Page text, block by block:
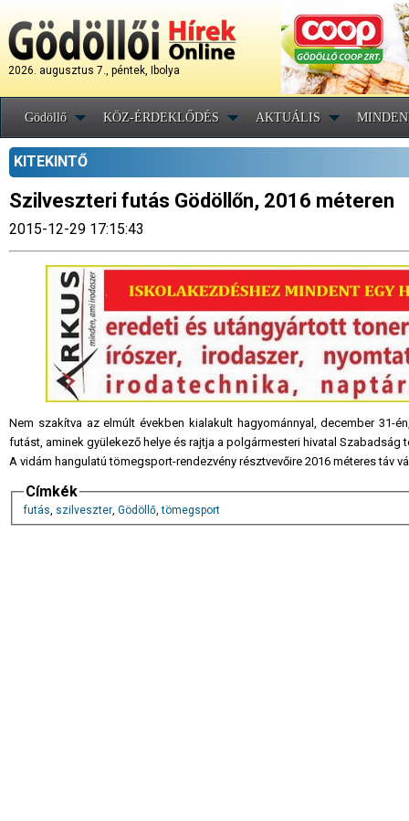
2026. augusztus 7., péntek, Ibolya
Gödöllő KÖZ-ÉRDEKLŐDÉS AKTUÁLIS
KITEKINTŐ
Szilveszteri futás Gödöllőn, 2016 méteren
2015-12-29 17:15:43
Nem szakítva az elmúlt években kialakult hagyománnyal, december
futást, aminek gyülekező helye és rajtja a polgármesteri hivatal Szabadság
A vidám hangulatú tömegsport-rendezvény résztvevőire 2016 méteres táv
Címkék
futás, szilveszter, Gödöllő,tömegsport